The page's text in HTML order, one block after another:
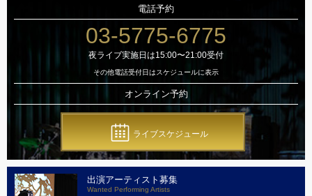
電話予約
03-5775-6775
夜ライブ実施日は15:00〜21:00受付
その他電話受付日はスケジュールに表示
オンライン予約
ライブスケジュール
出演アーティスト募集
Wanted Performing Artists